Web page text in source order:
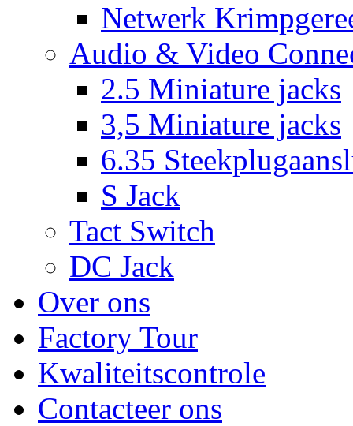
Netwerk
Audio & Video
2.5 Miniature jacks
3,5 Miniature jacks
6.35
S Jack
Tact Switch
DC Jack
Over ons
Factory Tour
Kwaliteitscontrole
Contacteer ons